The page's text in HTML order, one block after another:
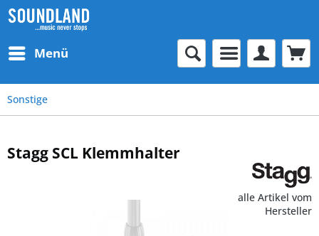
Menü
Sonstige
Stagg SCL Klemmhalter
alle Artikel vom
Hersteller